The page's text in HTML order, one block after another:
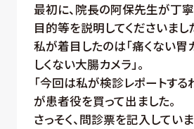
最初に、院長の阿保先生が丁
目的等を説明してくださいまし
私が着目したのは「痛くない胃
しくない大腸カメラ」。
「今回は私が検診レポートする
が患者役を買って出ました。
さっそく、問診票を記入していま